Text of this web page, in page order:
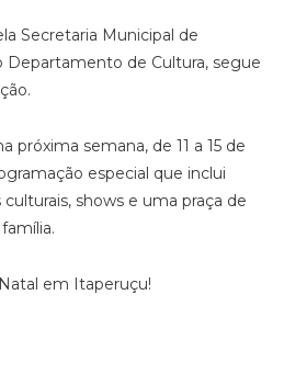
Secretaria Municipal de
Departamento de Cultura, segue
próxima semana, de 11 a 15 de
especial que inclui
shows e uma praça de
em Itaperuçu!